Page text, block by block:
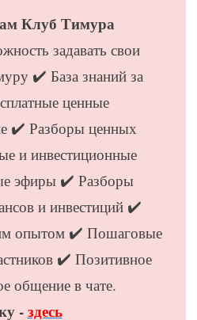
Клуб Тимура
задавать свои
✔️ База знаний за
ценные
✔️ Разборы ценных
и инвестиционные
эфиры ✔️ Разборы
и инвестиций ✔️
опытом ✔️ Пошаговые
✔️ Позитивное
общение в чате.
-здесь